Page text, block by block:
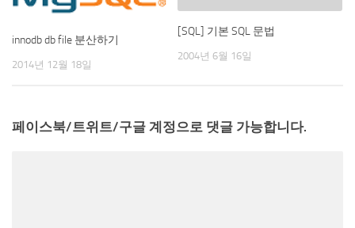
innodb db file 분산하기
2014년 12월 18일
[SQL] 기본 SQL 문법
2004년 6월 16일
페이스북/트위트/구글 계정으로 댓글 가능합니다.